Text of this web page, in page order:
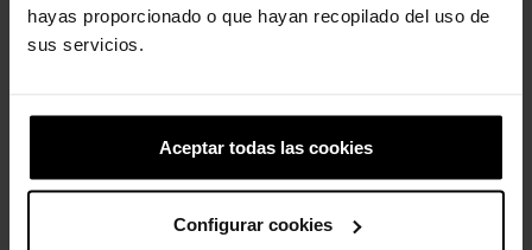
hayas proporcionado o que hayan recopilado del uso de
sus servicios.
Aceptar todas las cookies
Configurar cookies
5,99 € 4,79 €